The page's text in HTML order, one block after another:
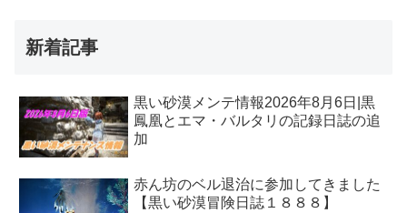
新着記事
黒い砂漠メンテ情報2026年8月6日|黒
鳳凰とエマ・バルタリの記録日誌の追
加
赤ん坊のベル退治に参加してきました
【黒い砂漠冒険日誌１８８８】